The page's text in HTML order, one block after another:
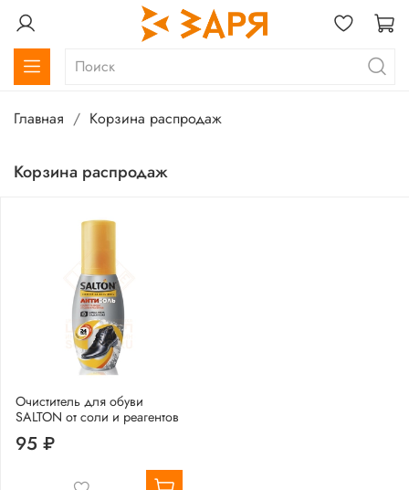
Главная Корзина распродаж
Корзина распродаж
Очиститель для обуви
SALTON от соли и реагентов
95 ₽